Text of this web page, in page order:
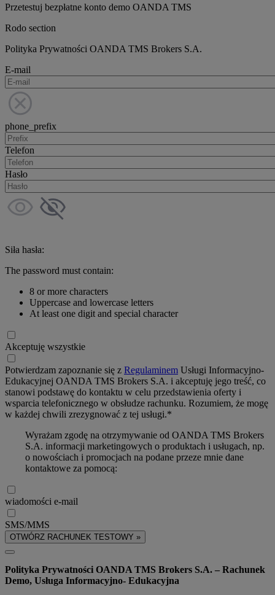
Przetestuj bezpłatne konto demo OANDA TMS
Rodo section
Polityka Prywatności OANDA TMS Brokers S.A.
E-mail
phone_prefix
Telefon
Hasło
Siła hasła:
The password must contain:
8 or more characters
Uppercase and lowercase letters
At least one digit and special character
Akceptuję wszystkie
Potwierdzam zapoznanie się z Regulaminem Usługi Informacyjno-
Edukacyjnej OANDA TMS Brokers S.A. i akceptuję jego treść, co
stanowi podstawę do kontaktu w celu przedstawienia oferty i
wsparcia telefonicznego w obsłudze rachunku. Rozumiem, że mogę
w każdej chwili zrezygnować z tej usługi.*
Wyrażam zgodę na otrzymywanie od OANDA TMS Brokers
S.A. informacji marketingowych o produktach i usługach, np.
o nowościach i promocjach na podane przeze mnie dane
kontaktowe za pomocą:
wiadomości e-mail
SMS/MMS
OTWÓRZ RACHUNEK TESTOWY »
Polityka Prywatności OANDA TMS Brokers S.A. – Rachunek
Demo, Usługa Informacyjno- Edukacyjna